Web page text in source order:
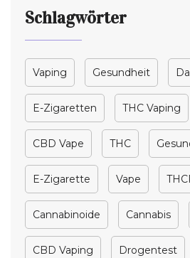
Schlagwörter
Vaping Gesundheit
E-Zigaretten THC Vaping
CBD Vape THC
E-Zigarette Vape
Cannabinoide Cannabis
CBD Vaping Drogentest